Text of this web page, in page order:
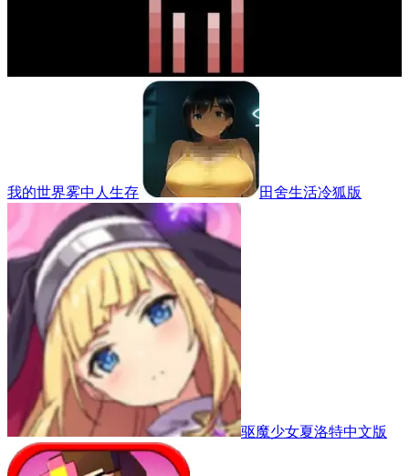
我的世界雾中人生存 田舍生活冷狐版
驱魔少女夏洛特中文版